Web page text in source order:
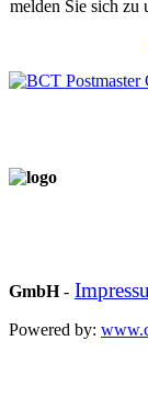
melden Sie sich zu
GmbH-
Powered by: